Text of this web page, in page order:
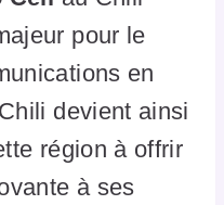
pour le
en
devient ainsi
région à offrir
à ses